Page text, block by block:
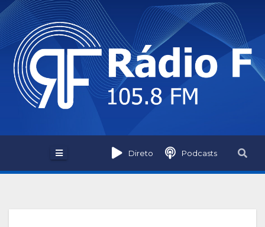
Skip
to
content
Direto Podcasts